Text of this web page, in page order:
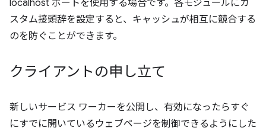
localhost ポートを使用する場合です。各モジュールにカ
スタム接頭辞を設定すると、キャッシュが相互に競合する
のを防ぐことができます。
クライアントの申し立て
新しいサービス ワーカーを公開し、有効になったらすぐ
にすでに開いているウェブページを制御できるようにした